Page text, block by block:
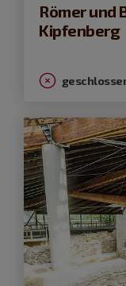
Römer und
Kipfenberg